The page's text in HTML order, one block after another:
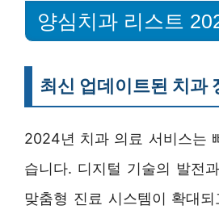
양심치과 리스트
최신 업데이트된 치과
2024년 치과 의료 서비스는
습니다. 디지털 기술의 발전
맞춤형 진료 시스템이 확대